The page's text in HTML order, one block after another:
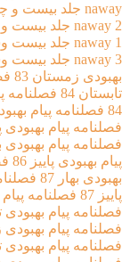
naway جلد بیست و چهارم
naway 2 جلد بیست و چهارم
naway 1 جلد بیست وسوم
naway 3 جلد بیست وسوم
بهبودی زمستان 83
تابستان 84
فصلنامه
84 فصلنامه پیام بهبودی
فصلنامه پیام بهبودی
فصلنامه پیام بهبودی
پیام بهبودی پاییز 86
بهبودی بهار 87
پاییز 87
فصلنامه پیام
فصلنامه پیام بهبودی
فصلنامه پیام بهبودی
فصلنامه پیام بهبودی